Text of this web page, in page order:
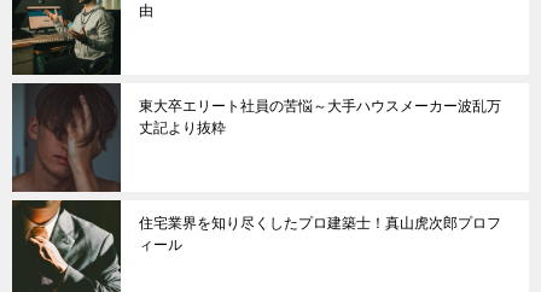
由
東大卒エリート社員の苦悩～大手ハウスメーカー波乱万
丈記より抜粋
住宅業界を知り尽くしたプロ建築士！真山虎次郎プロフ
ィール